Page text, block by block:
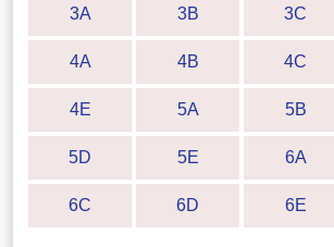
3A 3B 3C
4A 4B 4C
4E 5A 5B
5D 5E 6A
6C 6D 6E